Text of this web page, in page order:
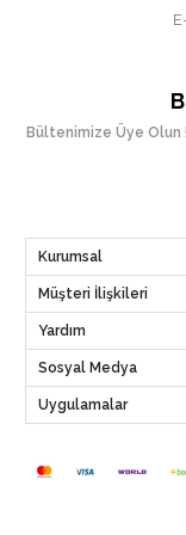
Bültenimize Üye Olun
Kurumsal
Müşteri İlişkileri
Yardım
Sosyal Medya
Uygulamalar